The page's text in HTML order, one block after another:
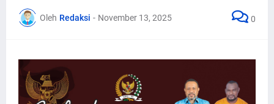
Oleh Redaksi - November 13, 2025 0